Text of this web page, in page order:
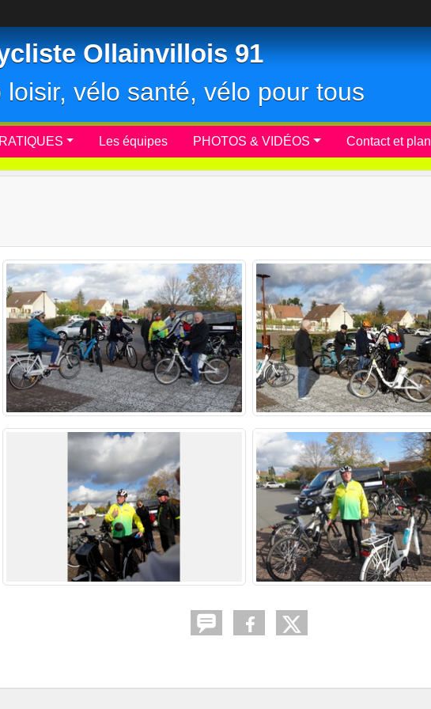
Ollainvillois 91
vélo santé, vélo pour tous
Les équipes PHOTOS & VIDÉOS Contact et plan